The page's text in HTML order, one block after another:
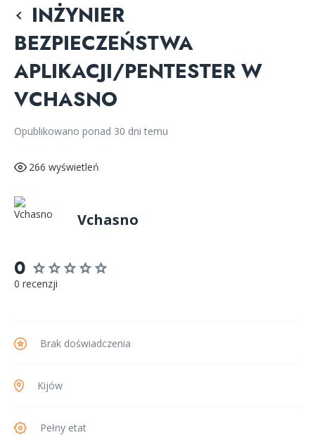
INŻYNIER
BEZPIECZEŃSTWA
APLIKACJI/PENTESTER W
VCHASNO
Opublikowano ponad 30 dni temu
266 wyświetleń
Vchasno
0
0 recenzji
Brak doświadczenia
Kijów
Pełny etat